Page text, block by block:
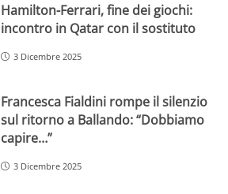
Hamilton-Ferrari, fine dei giochi:
incontro in Qatar con il sostituto
3 Dicembre 2025
Francesca Fialdini rompe il silenzio
sul ritorno a Ballando: “Dobbiamo
capire…”
3 Dicembre 2025